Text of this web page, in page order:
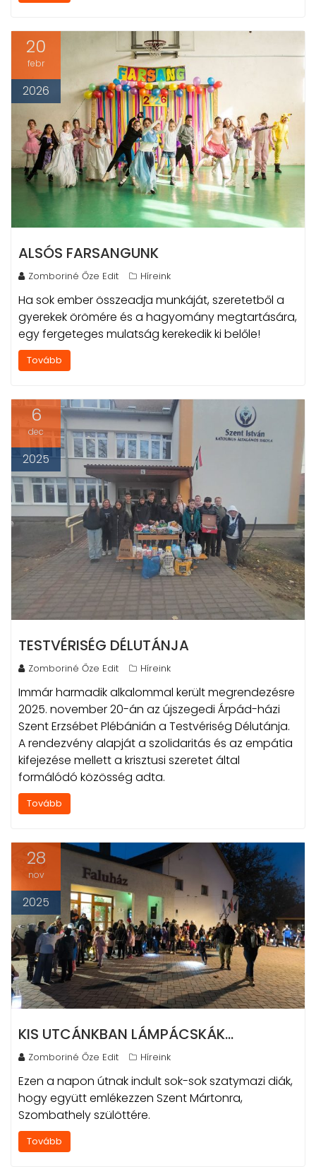
20
febr
2026
ALSÓS FARSANGUNK
Zomboriné Őze Edit Híreink
Ha sok ember összeadja munkáját, szeretetből a
gyerekek örömére és a hagyomány megtartására,
egy fergeteges mulatság kerekedik ki belőle!
Tovább
6
dec
2025
TESTVÉRISÉG DÉLUTÁNJA
Zomboriné Őze Edit Híreink
Immár harmadik alkalommal került megrendezésre
2025. november 20-án az újszegedi Árpád-házi
Szent Erzsébet Plébánián a Testvériség Délutánja.
A rendezvény alapját a szolidaritás és az empátia
kifejezése mellett a krisztusi szeretet által
formálódó közösség adta.
Tovább
28
nov
2025
KIS UTCÁNKBAN LÁMPÁCSKÁK…
Zomboriné Őze Edit Híreink
Ezen a napon útnak indult sok-sok szatymazi diák,
hogy együtt emlékezzen Szent Mártonra,
Szombathely szülöttére.
Tovább